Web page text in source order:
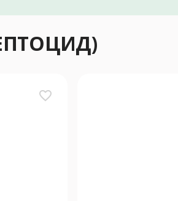
favorite_border